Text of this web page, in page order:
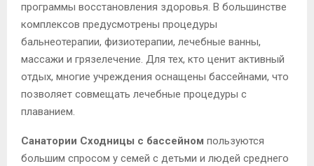
программы восстановления здоровья. В большинстве
комплексов предусмотрены процедуры
бальнеотерапии, физиотерапии, лечебные ванны,
массажи и грязелечение. Для тех, кто ценит активный
отдых, многие учреждения оснащены бассейнами, что
позволяет совмещать лечебные процедуры с
плаванием.
Санатории Сходницы с бассейном пользуются
большим спросом у семей с детьми и людей среднего